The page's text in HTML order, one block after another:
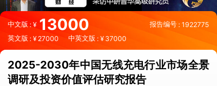
中文版:¥ 13000 报告编号 : 1922775
英文版 : ¥27000 中英文版 : ¥37000
2025-2030年中国无线充电行业市场全景
调研及投资价值评估研究报告